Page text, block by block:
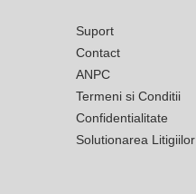
Suport
Contact
ANPC
Termeni si Conditii
Confidentialitate
Solutionarea Litigiilor